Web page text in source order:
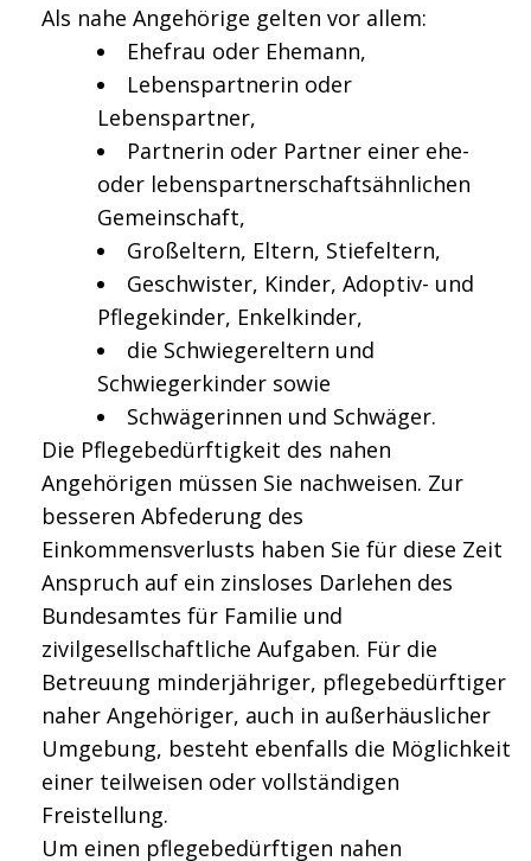
Als nahe Angehörige gelten vor allem:
Ehefrau oder Ehemann,
Lebenspartnerin oder
Lebenspartner,
Partnerin oder Partner einer ehe-
oder lebenspartnerschaftsähnlichen
Gemeinschaft,
Großeltern, Eltern, Stiefeltern,
Geschwister, Kinder, Adoptiv- und
Pflegekinder, Enkelkinder,
die Schwiegereltern und
Schwiegerkinder sowie
Schwägerinnen und Schwäger.
Die Pflegebedürftigkeit des nahen
Angehörigen müssen Sie nachweisen. Zur
besseren Abfederung des
Einkommensverlusts haben Sie für diese Zeit
Anspruch auf ein zinsloses Darlehen des
Bundesamtes für Familie und
zivilgesellschaftliche Aufgaben. Für die
Betreuung minderjähriger, pflegebedürftiger
naher Angehöriger, auch in außerhäuslicher
Umgebung, besteht ebenfalls die Möglichkeit
einer teilweisen oder vollständigen
Freistellung.
Um einen pflegebedürftigen nahen